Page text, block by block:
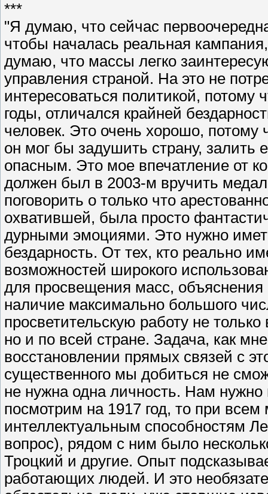
***
"Я думаю, что сейчас
чтобы началась реальная
думаю, что массы легко
управления страной. На это не
интересоваться политикой,
годы, отличался крайней
человек. Это очень хорошо, потому
он мог бы задушить страну, залить
опасным. Это мое впечатление от
должен был в 2003-м вручить
поговорить о только что
охватившей, была просто
дурными эмоциями. Это нужно
бездарность. От тех, кто реально
возможностей широкого
для просвещения масс,
наличие максимально большого
просветительскую работу не
но и по всей стране. Задача, как
восстановлении прямых связей с
существенного мы добиться не
не нужна одна личность. Нам
посмотрим на 1917 год, то при
интеллектуальным способностям
вопрос), рядом с ним было
Троцкий и другие. Опыт
работающих людей. И это